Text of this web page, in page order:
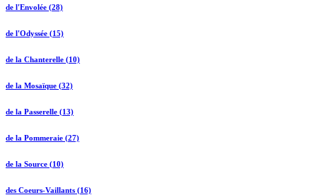
de l'Envolée (28)
de l'Odyssée (15)
de la Chanterelle (10)
de la Mosaïque (32)
de la Passerelle (13)
de la Pommeraie (27)
de la Source (10)
des Coeurs-Vaillants (16)